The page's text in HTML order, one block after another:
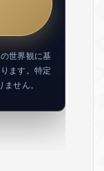
世界観に基
ます。特定
せん。